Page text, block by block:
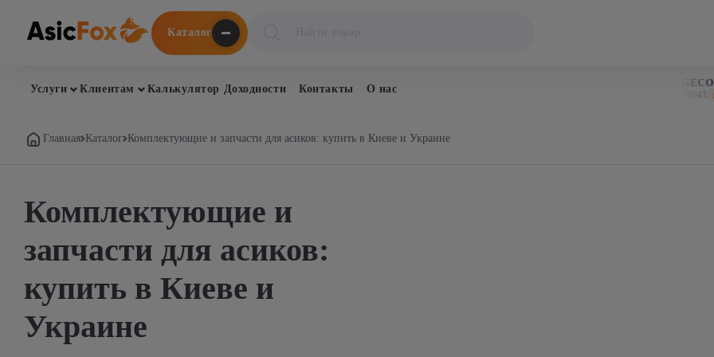
Каталог
товаров
Услуги Клиентам Калькулятор Доходности Контакты О нас
DOGECOIN
↓
Главная Каталог Комплектующие и запчасти для асиков: купить в Киеве и Украине
Комплектующие и
запчасти для асиков:
купить в Киеве и
Украине